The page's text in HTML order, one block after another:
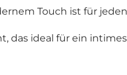
Touch ist für
das ideal für ein